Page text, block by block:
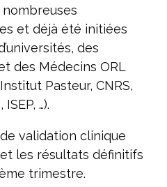
et déjà été initiées
des
des Médecins ORL
Pasteur, CNRS,
…).
validation clinique
les résultats définitifs
trimestre.